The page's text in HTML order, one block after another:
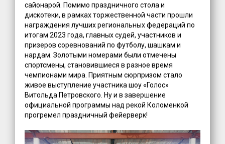
сайонарой. Помимо праздничного стола и
дискотеки, в рамках торжественной части прошли
награждения лучших региональных федераций по
итогам 2023 года, главных судей, участников и
призеров соревнований по футболу, шашкам и
нардам. Золотыми номерами были отмечены
спортсмены, становившиеся в разное время
чемпионами мира. Приятным сюрпризом стало
живое выступление участника шоу «Голос»
Витольда Петровского. Ну и в завершение
официальной программы над рекой Коломенкой
прогремел праздничный фейерверк!